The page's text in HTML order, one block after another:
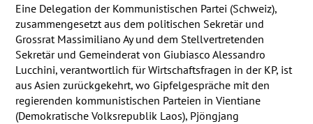
Eine Delegation der Kommunistischen Partei (Schweiz),
zusammengesetzt aus dem politischen Sekretär und
Grossrat Massimiliano Ay und dem Stellvertretenden
Sekretär und Gemeinderat von Giubiasco Alessandro
Lucchini, verantwortlich für Wirtschaftsfragen in der KP, ist
aus Asien zurückgekehrt, wo Gipfelgespräche mit den
regierenden kommunistischen Parteien in Vientiane
(Demokratische Volksrepublik Laos), Pjöngjang